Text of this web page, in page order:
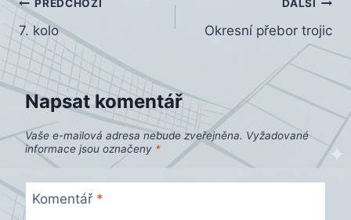
Navigace
pro
příspěvek
PŘEDCHOZÍ
7. kolo
DALŠÍ
Okresní přebor trojic
Napsat komentář
Vaše e-mailová adresa nebude zveřejněna. Vyžadované
informace jsou označeny *
Komentář *